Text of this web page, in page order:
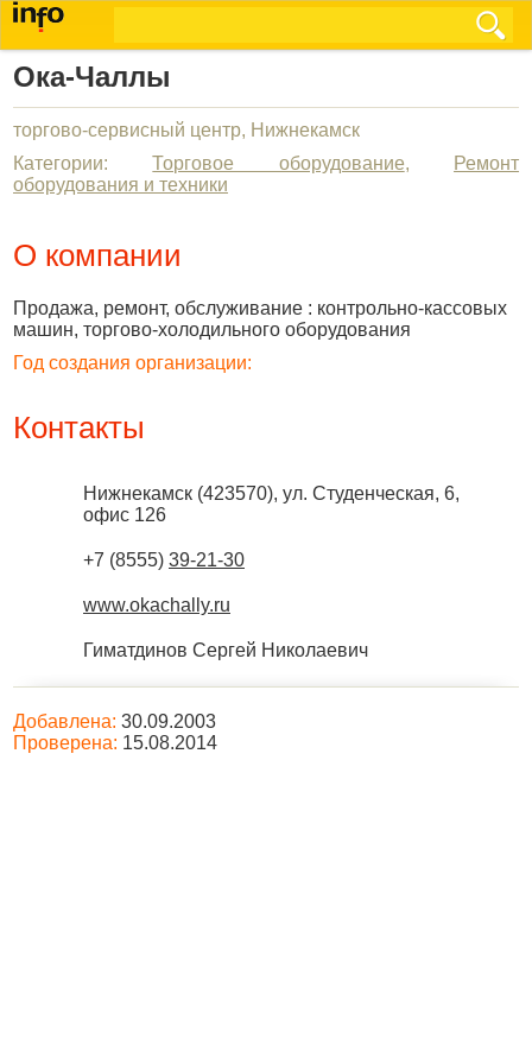
Ока-Чаллы
торгово-сервисный центр, Нижнекамск
Категории:Торговое оборудование,
Ремонт
оборудования и техники
О компании
Продажа, ремонт, обслуживание : контрольно-кассовых
машин, торгово-холодильного оборудования
Год создания организации:
Контакты
Нижнекамск (423570), ул. Студенческая, 6,
офис 126
+7 (8555) 39-21-30
www.okachally.ru
Гиматдинов Сергей Николаевич
Добавлена: 30.09.2003
Проверена: 15.08.2014